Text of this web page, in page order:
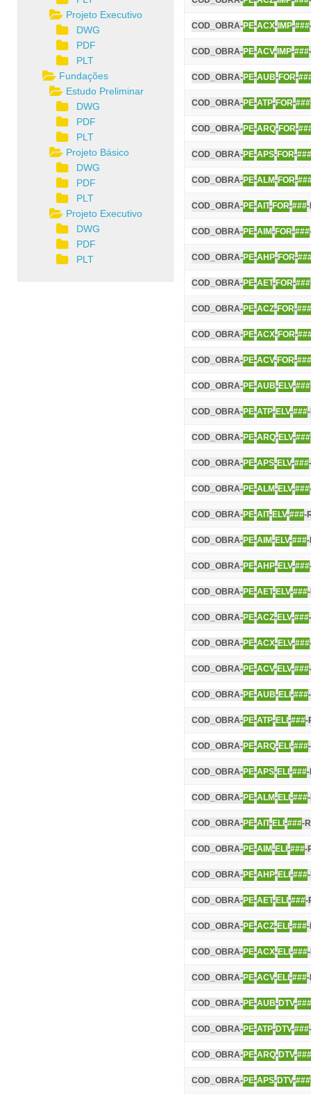
COD_OBRA-PE-ACX- IMP-###
COD_OBRA-PE-ACV- IMP-###
COD_OBRA-PE-AUB-FOR-
COD_OBRA-PE-ATP-FOR-###
COD_OBRA-PE-ARQ-FOR-
COD_OBRA-PE-APS-FOR-###
COD_OBRA-PE-ALM-FOR-
COD_OBRA-PE-AIT-FOR-###
COD_OBRA-PE-AIM-FOR-###
COD_OBRA-PE-AHP-FOR-
COD_OBRA-PE-AET-FOR-###
COD_OBRA-PE-ACZ-FOR-###
COD_OBRA-PE-ACX-FOR-
COD_OBRA-PE-ACV-FOR-###
COD_OBRA-PE-AUB-ELV-###
COD_OBRA-PE-ATP-ELV-###
COD_OBRA-PE-ARQ-ELV-###
COD_OBRA-PE-APS-ELV-###
COD_OBRA-PE-ALM-ELV-###
COD_OBRA-PE-AIT-ELV-###-
COD_OBRA-PE-AIM-ELV-###
COD_OBRA-PE-AHP-ELV-###
COD_OBRA-PE-AET-ELV-###
COD_OBRA-PE-ACZ-ELV-###
COD_OBRA-PE-ACX-ELV-###
COD_OBRA-PE-ACV-ELV-###
COD_OBRA-PE-AUB-ELI -###
COD_OBRA-PE-ATP-ELI -###-
COD_OBRA-PE-ARQ-ELI -###
COD_OBRA-PE-APS-ELI -###
COD_OBRA-PE-ALM-ELI -###
COD_OBRA-PE-AIT-ELI -###-R
COD_OBRA-PE-AIM-ELI -###-
COD_OBRA-PE-AHP-ELI -###
COD_OBRA-PE-AET-ELI -###-
COD_OBRA-PE-ACZ-ELI -###
COD_OBRA-PE-ACX-ELI -###
COD_OBRA-PE-ACV-ELI -###
COD_OBRA-PE-AUB-DTV-###
COD_OBRA-PE-ATP-DTV-###
COD_OBRA-PE-ARQ-DTV-###
COD_OBRA-PE-APS-DTV-###
Projeto Executivo
DWG
PDF
PLT
Fundações
Estudo Preliminar
DWG
PDF
PLT
Projeto Básico
DWG
PDF
PLT
Projeto Executivo
DWG
PDF
PLT